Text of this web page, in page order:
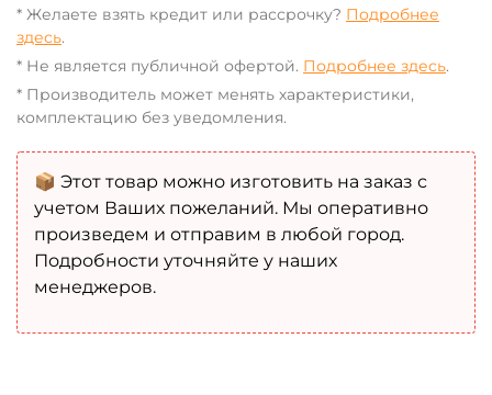
* Желаете взять кредит или рассрочку? Подробнее
здесь.
* Не является публичной офертой. Подробнее здесь.
* Производитель может менять характеристики,
комплектацию без уведомления.
📦 Этот товар можно изготовить на заказ с
учетом Ваших пожеланий. Мы оперативно
произведем и отправим в любой город.
Подробности уточняйте у наших
менеджеров.